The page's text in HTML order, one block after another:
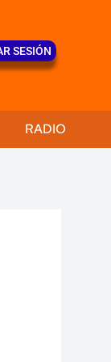
SESIÓN
RADIO